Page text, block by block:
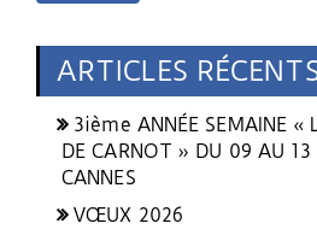
ARTICLES
3ième ANNÉE SEMAINE «
DE CARNOT » DU 09 AU 13
CANNES
VŒUX 2026